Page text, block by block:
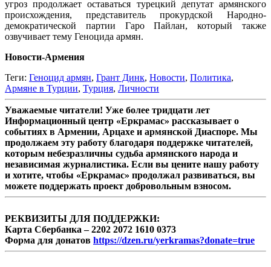
угроз продолжает оставаться турецкий депутат армянского
происхождения, представитель прокурдской Народно-
демократической партии Гаро Пайлан, который также
озвучивает тему Геноцида армян.
Новости-Армения
Теги: Геноцид армян, Грант Динк, Новости, Политика,
Армяне в Турции, Турция, Личности
Уважаемые читатели! Уже более тридцати лет
Информационный центр «Еркрамас» рассказывает о
событиях в Армении, Арцахе и армянской Диаспоре. Мы
продолжаем эту работу благодаря поддержке читателей,
которым небезразличны судьба армянского народа и
независимая журналистика. Если вы цените нашу работу
и хотите, чтобы «Еркрамас» продолжал развиваться, вы
можете поддержать проект добровольным взносом.
РЕКВИЗИТЫ ДЛЯ ПОДДЕРЖКИ:
Карта Сбербанка – 2202 2072 1610 0373
Форма для донатов https://dzen.ru/yerkramas?donate=true